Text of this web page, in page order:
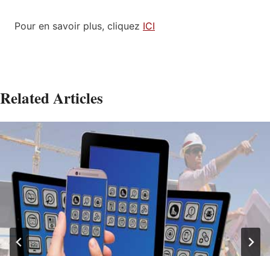
Pour en savoir plus, cliquez ICI
Related Articles